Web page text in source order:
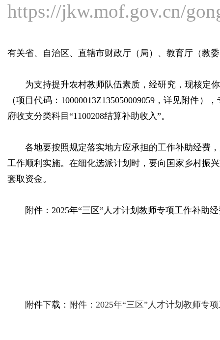
https://jkw.mof.gov.cn/
有关省、自治区、直辖市财政厅（局）、教育厅（教
为支持提升农村教师队伍素质，经研究，现核定
（项目代码：10000013Z135050009059，详见附件
府收支分类科目“1100208结算补助收入”。
各地要按照规定落实地方应承担的工作补助经费
工作顺利实施。在细化选派计划时，要向国家乡村振
套取资金。
附件：2025年“三区”人才计划教师专项工作补助
附件下载： 附件：2025年“三区”人才计划教师专